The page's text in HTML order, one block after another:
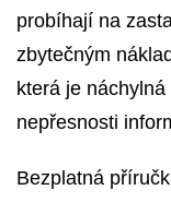
probíhají na
zbytečným
která je
nepřesnosti
Bezplatná